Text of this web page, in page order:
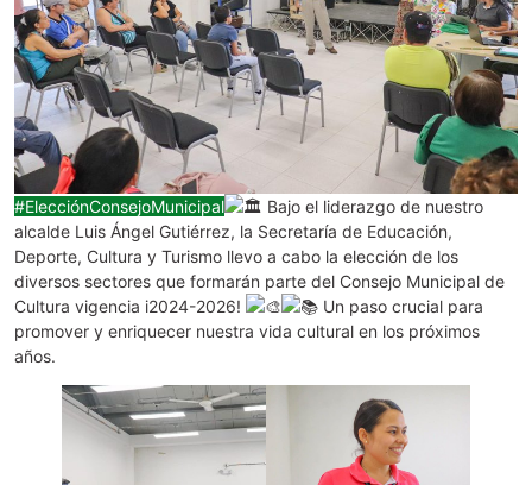
#ElecciónConsejoMunicipal
Bajo el liderazgo de nuestro
alcalde Luis Ángel Gutiérrez, la Secretaría de Educación,
Deporte, Cultura y Turismo llevo a cabo la elección de los
diversos sectores que formarán parte del Consejo Municipal de
Cultura vigencia i2024-2026!
Un paso crucial para
promover y enriquecer nuestra vida cultural en los próximos
años.